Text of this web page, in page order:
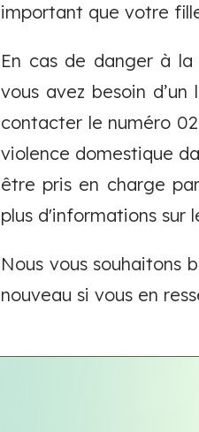
important que votre
En cas de danger à la
vous avez besoin
contacter le numéro
violence domestique
être pris en charge
plus d'informations sur
Nous vous souhaitons
nouveau si vous en